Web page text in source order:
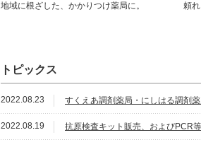
地域に根ざした、かかりつけ薬局に。 頼
トピックス
2022.08.23 すくえあ調剤薬局・にしはる調剤
2022.08.19 抗原検査キット販売、およびPCR